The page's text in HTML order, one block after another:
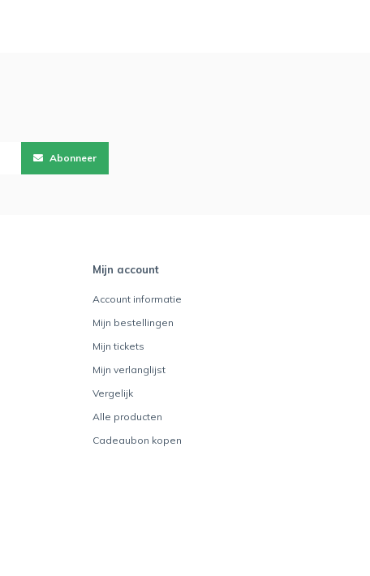
Abonneer
Mijn account
Account informatie
Mijn bestellingen
Mijn tickets
Mijn verlanglijst
Vergelijk
Alle producten
Cadeaubon kopen